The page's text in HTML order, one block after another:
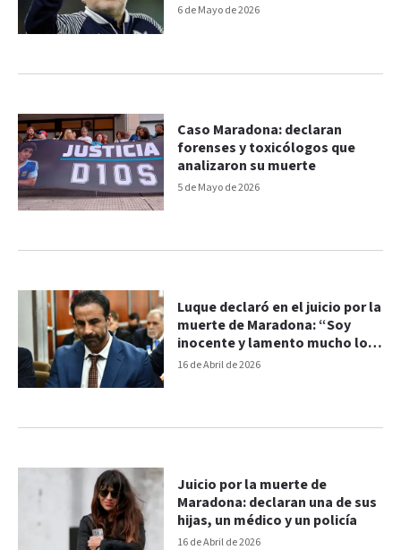
6 de Mayo de 2026
5 de Mayo de 2026
Caso Maradona: declaran
forenses y toxicólogos que
analizaron su muerte
16 de Abril de 2026
Luque declaró en el juicio por la
muerte de Maradona: “Soy
inocente y lamento mucho lo
que pasó”
16 de Abril de 2026
Juicio por la muerte de
Maradona: declaran una de sus
hijas, un médico y un policía